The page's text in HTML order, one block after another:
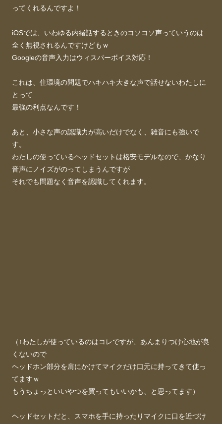
ってくれるんですよ！
iOSでは、いわゆる内緒話するときのコソコソ声っていうのは
全く無視されるんですけどもｗ
Googleの音声入力はウィスパーボイス対応！
これは、住環境の問題でハキハキ大きな声で話せないわたしに
とって
最強の利点なんです！
あと、小さな声の認識力が高いだけでなく、雑音にも強いで
す。
わたしの使っているヘッドセットは格安モデルなので、かなり
音声にノイズがのってしまうんですが
それでも問題なく音声を認識してくれます。
（↑わたしが使っているのはコレですが、あんまりつけ心地が良
くないので
ヘッドホン部分を肩にかけてマイクだけ口元に持ってきて使っ
てますｗ
もうちょっといいやつを買ってもいいかも、と思ってます）
ヘッドセットだと、スマホを手に持ったりマイクに口を近づけ